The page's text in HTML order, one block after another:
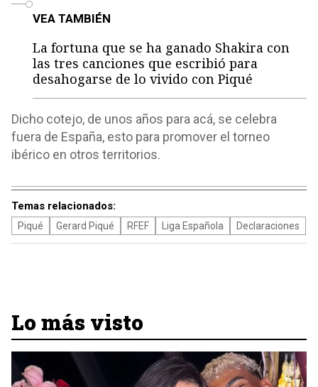
VEA TAMBIÉN
La fortuna que se ha ganado Shakira con
las tres canciones que escribió para
desahogarse de lo vivido con Piqué
Dicho cotejo, de unos años para acá, se celebra
fuera de España, esto para promover el torneo
ibérico en otros territorios.
Temas relacionados:
Piqué Gerard Piqué RFEF Liga Española Declaraciones
Lo más visto